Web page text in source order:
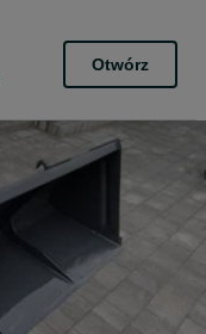
Otwórz